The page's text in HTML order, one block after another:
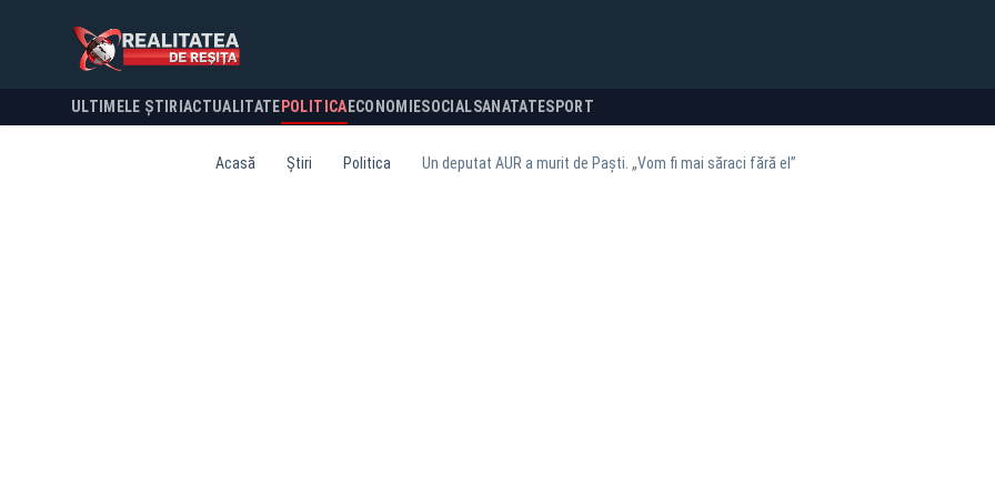
ULTIMELE ȘTIRI ACTUALITATE POLITICA ECONOMIESOCIALSANATATESPORT
Acasă Știri Politica Un deputat AUR a murit de Paști. „Vom fi mai săraci fără el”